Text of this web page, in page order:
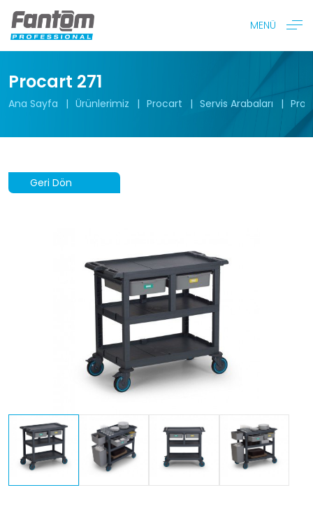
MENÜ
Procart 271
Ana Sayfa Ürünlerimiz Procart Servis Arabaları
Geri Dön